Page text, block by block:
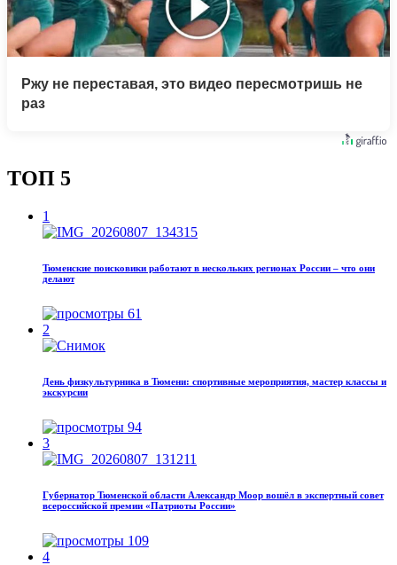
Ржу не переставая, это видео пересмотришь не
раз
ТОП 5
1
Тюменские поисковики работают в нескольких регионах России – что они
делают
61
2
День физкультурника в Тюмени: спортивные мероприятия, мастер классы и
экскурсии
94
3
Губернатор Тюменской области Александр Моор вошёл в экспертный совет
всероссийской премии «Патриоты России»
109
4